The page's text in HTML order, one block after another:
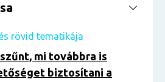
rövid tematikája
mi továbbra is
biztosítani a